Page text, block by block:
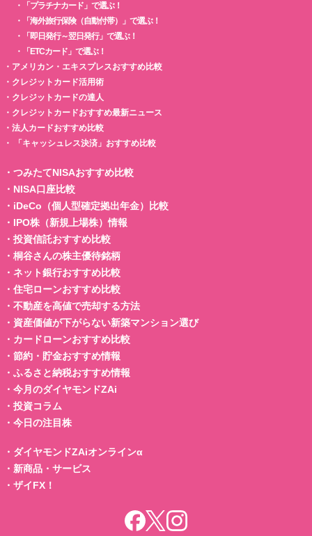
・
「プラチナカード」で選ぶ！
・
「海外旅行保険（自動付帯）」で選ぶ！
・
「即日発行～翌日発行」で選ぶ！
・
「ETCカード」で選ぶ！
・ アメリカン・エキスプレスおすすめ比較
・ クレジットカード活用術
・ クレジットカードの達人
・ クレジットカードおすすめ最新ニュース
・ 法人カードおすすめ比較
・
「キャッシュレス決済」おすすめ比較
・ つみたてNISAおすすめ比較
・ NISA口座比較
・ iDeCo（個人型確定拠出年金）比較
・ IPO株（新規上場株）情報
・ 投資信託おすすめ比較
・ 桐谷さんの株主優待銘柄
・ ネット銀行おすすめ比較
・ 住宅ローンおすすめ比較
・ 不動産を高値で売却する方法
・ 資産価値が下がらない新築マンション選び
・ カードローンおすすめ比較
・ 節約・貯金おすすめ情報
・ ふるさと納税おすすめ情報
・ 今月のダイヤモンドZAi
・ 投資コラム
・ 今日の注目株
・ ダイヤモンドZAiオンラインα
・ 新商品・サービス
・ ザイFX！